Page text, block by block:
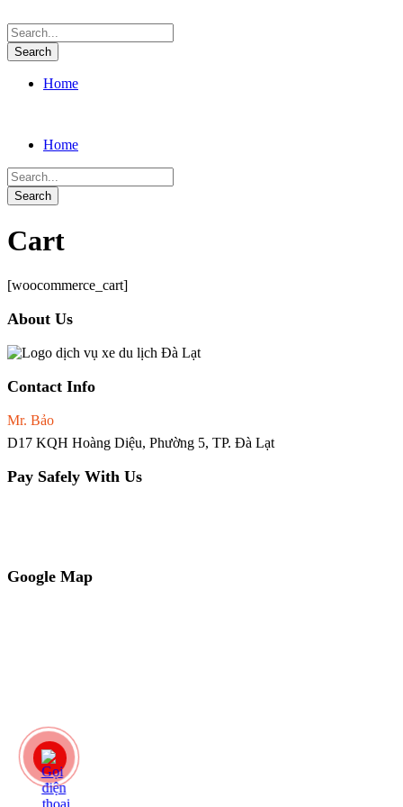
Home
Home
Cart
[woocommerce_cart]
About Us
Contact Info
Mr. Bảo
D17 KQH Hoàng Diệu, Phường 5, TP. Đà Lạt
Pay Safely With Us
Google Map